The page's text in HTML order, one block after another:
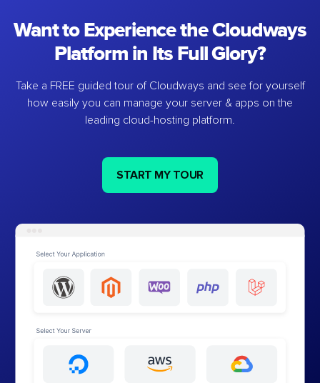
Want to Experience the Cloudways
Platform in Its Full Glory?
Take a FREE guided tour of Cloudways and see for yourself
how easily you can manage your server & apps on the
leading cloud-hosting platform.
START MY TOUR